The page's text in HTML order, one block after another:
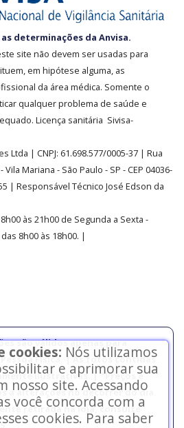
determinações da Anvisa.
site não devem ser usadas para
em hipótese alguma, as
da área médica. Somente o
qualquer problema de saúde e
Licença sanitária Sivisa-
Ltda | CNPJ: 61.698.577/0005-37 | Rua
-Vila Mariana - São Paulo - SP - CEP 04036-
| Responsável Técnico José Edson da
8h00 às 21h00 de Segunda a Sexta -
8h00 às 18h00. |
são válidos apenas para
Física. | As fotos contidas
ilustrativas. | *Preços e
a alterações no decorrer do dia.
retirada na loja, consulte
cookies: Nós utilizamos
e aprimorar sua
nosso site. Acessando
você concorda com a
cookies. Para saber